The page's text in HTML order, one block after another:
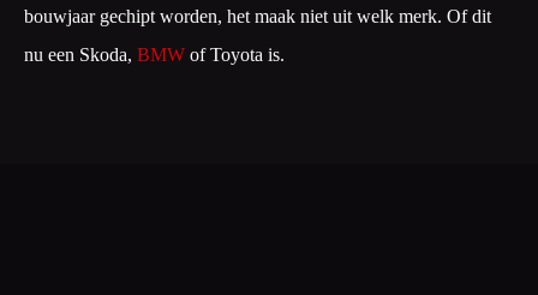
bouwjaar gechipt worden, het maak niet uit welk merk. Of dit
nu een Skoda, BMW of Toyota is.